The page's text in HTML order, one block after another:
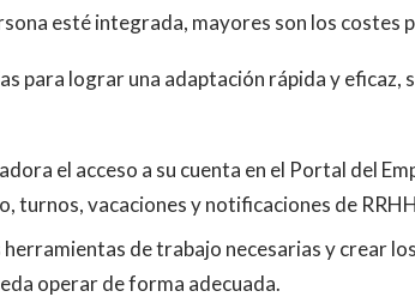
esté integrada, mayores son los costes
para lograr una adaptación rápida y eficaz,
el acceso a su cuenta en el Portal del
turnos, vacaciones y notificaciones de
herramientas de trabajo necesarias y crear
operar de forma adecuada.